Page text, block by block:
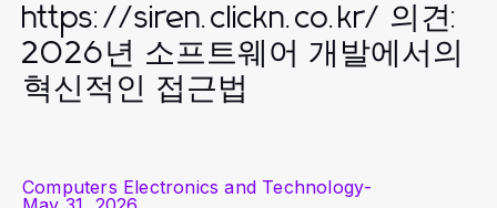
https://siren.clickn.co.kr/ 의견:
2026년 소프트웨어 개발에서의
혁신적인 접근법
Computers Electronics and Technology-